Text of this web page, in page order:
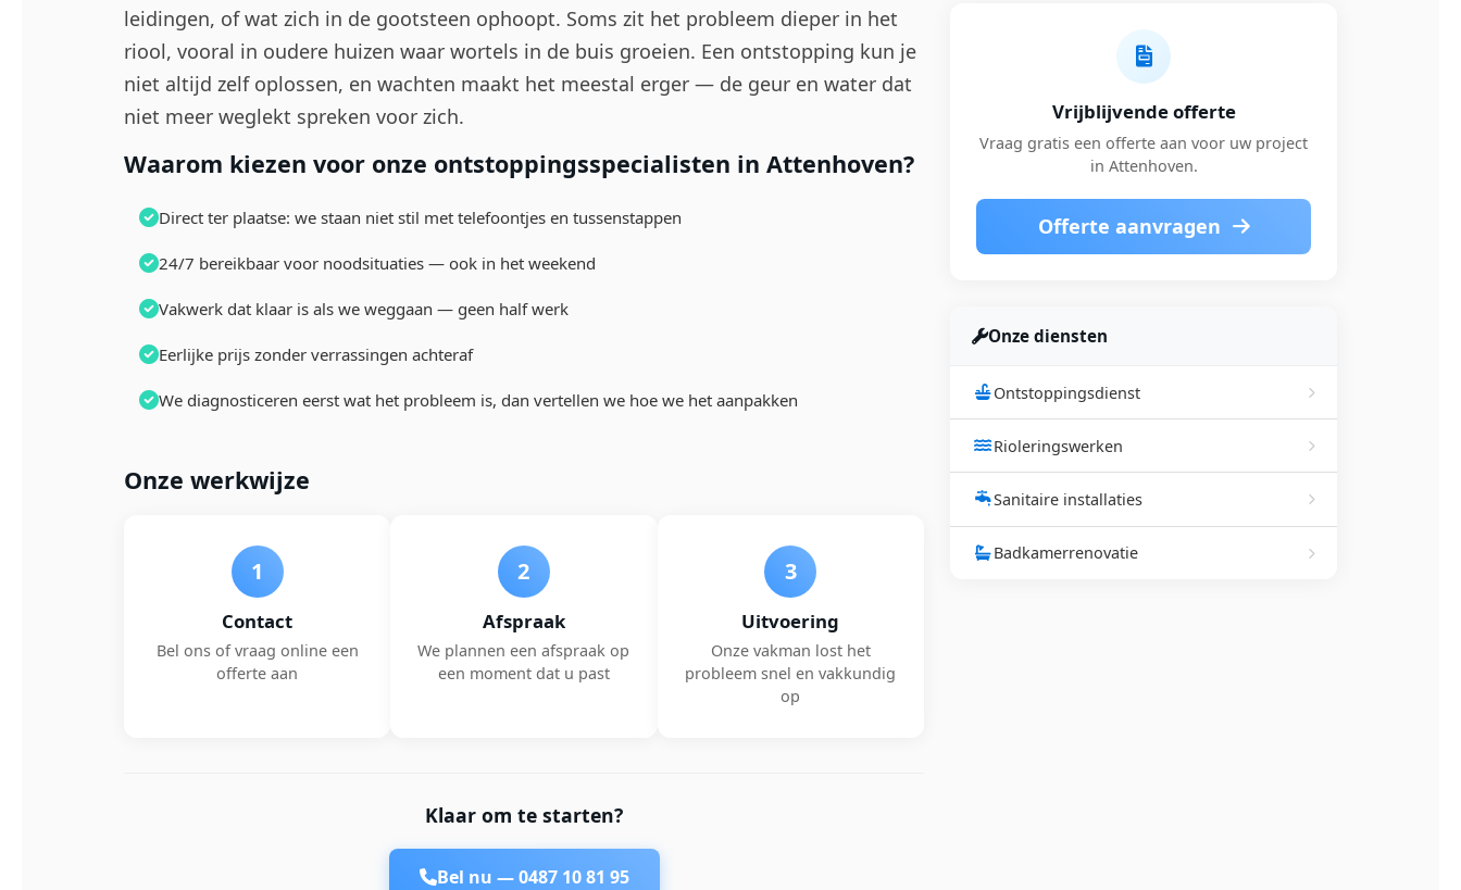
leidingen, of wat zich in de gootsteen ophoopt. Soms zit het probleem dieper in het
riool, vooral in oudere huizen waar wortels in de buis groeien. Een ontstopping kun je
niet altijd zelf oplossen, en wachten maakt het meestal erger — de geur en water dat
niet meer weglekt spreken voor zich.
Waarom kiezen voor onze ontstoppingsspecialisten in Attenhoven?
Direct ter plaatse: we staan niet stil met telefoontjes en tussenstappen
24/7 bereikbaar voor noodsituaties — ook in het weekend
Vakwerk dat klaar is als we weggaan — geen half werk
Eerlijke prijs zonder verrassingen achteraf
We diagnosticeren eerst wat het probleem is, dan vertellen we hoe we het aanpakken
Onze werkwijze
1
Contact
Bel ons of vraag online een
offerte aan
2
Afspraak
We plannen een afspraak op
een moment dat u past
3
Uitvoering
Onze vakman lost het
probleem snel en vakkundig
op
Klaar om te starten?
Bel nu —0487 10 81 95
Vrijblijvende offerte
Vraag gratis een offerte aan voor uw project
in Attenhoven.
Offerte aanvragen
Onze diensten
Ontstoppingsdienst
Rioleringswerken
Sanitaire installaties
Badkamerrenovatie